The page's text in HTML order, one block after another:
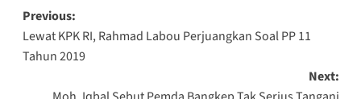
Post
navigation
Previous:
Lewat KPK RI, Rahmad Labou Perjuangkan Soal PP 11
Tahun 2019
Next: